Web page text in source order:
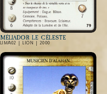
MÉLIADOR LE CÉLESTE
LIMA02 | LION | 2000